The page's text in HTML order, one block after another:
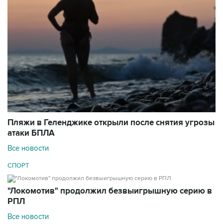
Пляжи в Геленджике открыли после снятия угрозы
атаки БПЛА
Все новости
СПОРТ
"Локомотив" продолжил безвыигрышную серию в
РПЛ
Все новости